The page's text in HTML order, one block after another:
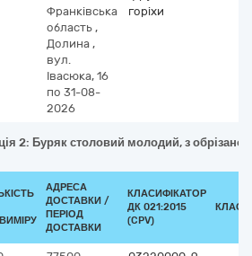
Франківська
область ,
Долина ,
вул.
Івасюка, 16
по 31-08-
2026
горіхи
2: Буряк столовий молодий, з
АДРЕСА
ДОСТАВКИ /
ПЕРІОД
ДОСТАВКИ
КЛАСИФІКАТОР
ДК 021:2015
(CPV)